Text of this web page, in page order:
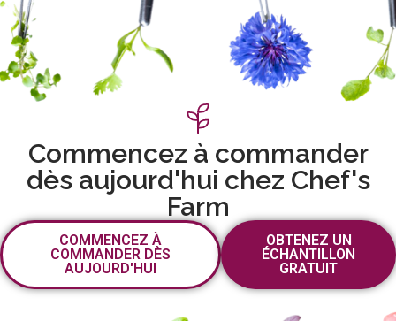
Commencez à commander
dès aujourd'hui chez Chef's
Farm
COMMENCEZ À
COMMANDER DÈS
AUJOURD'HUI
OBTENEZ UN
ÉCHANTILLON
GRATUIT